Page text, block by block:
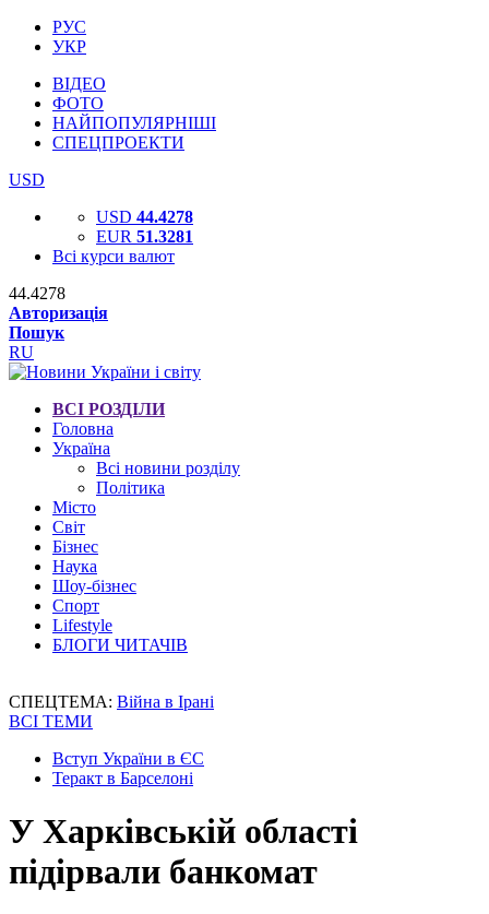
РУС
УКР
ВІДЕО
ФОТО
НАЙПОПУЛЯРНІШІ
СПЕЦПРОЕКТИ
USD
USD 44.4278
EUR 51.3281
Всі курси валют
44.4278
Авторизація
Пошук
RU
ВСІ РОЗДІЛИ
Головна
Україна
Всі новини розділу
Політика
Місто
Світ
Бізнес
Наука
Шоу-бізнес
Спорт
Lifestyle
БЛОГИ ЧИТАЧІВ
СПЕЦТЕМА: Війна в Ірані
ВСІ ТЕМИ
Вступ України в ЄС
Теракт в Барселоні
У Харківській області
підірвали банкомат